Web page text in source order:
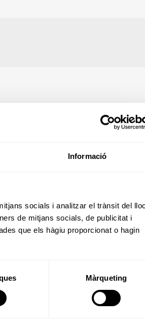
Informació
socials i analitzar el trànsit del
de mitjans socials, de publicitat i
que els hàgiu proporcionat o hagin
Màrqueting